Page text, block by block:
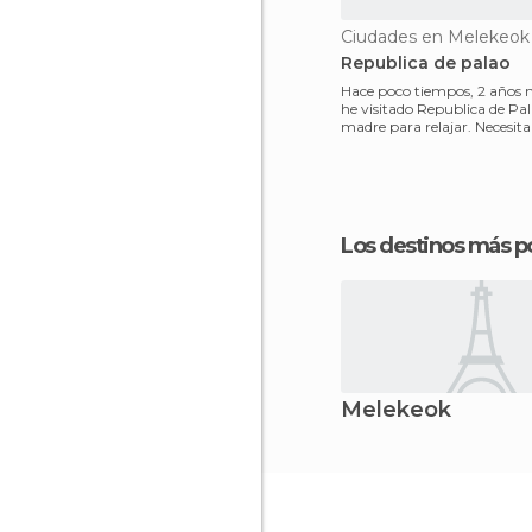
Ciudades en Melekeok
Republica de palao
Hace poco tiempos, 2 años
he visitado Republica de
madre para relajar. Necesitamos
Los destinos más
Melekeok